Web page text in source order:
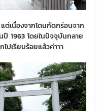
แต่เนื่องจากโดนกัดกร่อนจาก
ปี 1963 โดยในปัจจุบันกลาย
ไปเรียบร้อยแล้วค่าาา